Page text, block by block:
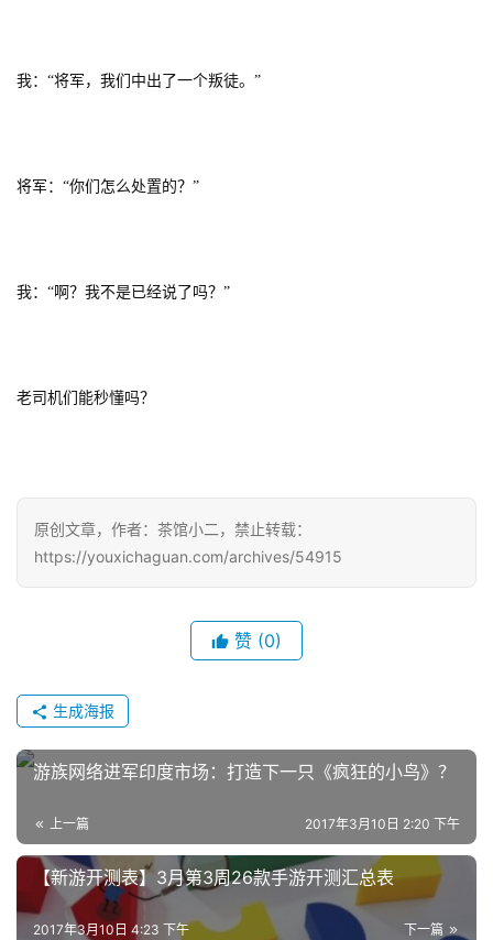
我：“将军，我们中出了一个叛徒。”
将军：“你们怎么处置的？”
我：“啊？我不是已经说了吗？”
老司机们能秒懂吗？
原创文章，作者：茶馆小二，禁止转载：
https://youxichaguan.com/archives/54915
赞 (0)
生成海报
游族网络进军印度市场：打造下一只《疯狂的小鸟》？
上一篇 2017年3月10日 2:20 下午
【新游开测表】3月第3周26款手游开测汇总表
下一篇
2017年3月10日 4:23 下午